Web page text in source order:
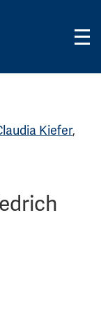
Kiefer,